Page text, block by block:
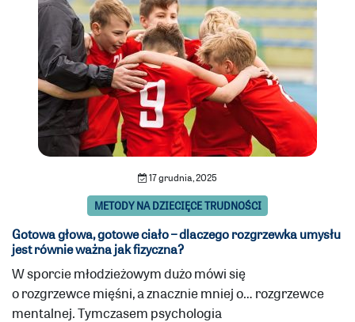
17 grudnia, 2025
METODY NA DZIECIĘCE TRUDNOŚCI
Gotowa głowa, gotowe ciało – dlaczego rozgrzewka umysłu
jest równie ważna jak fizyczna?
W sporcie młodzieżowym dużo mówi się
o rozgrzewce mięśni, a znacznie mniej o… rozgrzewce
mentalnej. Tymczasem psychologia